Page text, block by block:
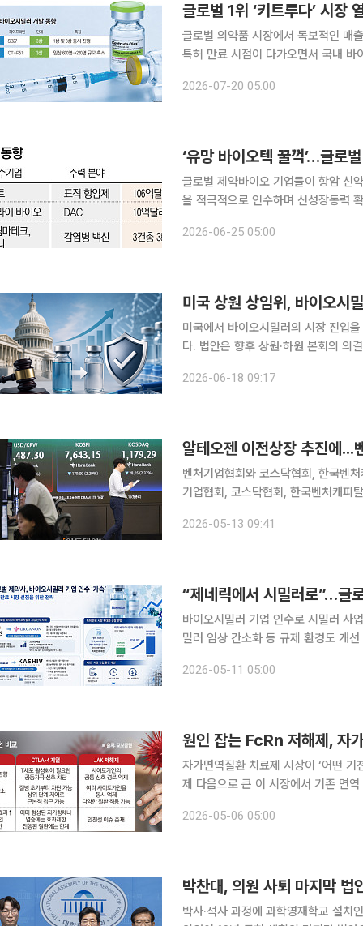
글로벌 1위 ‘키트루다’ 시장
글로벌 의약품 시장에서 독보적인 매
특허 만료 시점이 다가오면서 국내 바
는 비소세포폐암, 흑색종, 두경부암
2026-07-20 05:00
‘유망 바이오텍 꿀꺽’…글로
글로벌 제약바이오 기업들이 항암 신
을 적극적으로 인수하며 신성장동력
2026-06-25 05:00
미국 상원 상임위, 바이오시
미국에서 바이오시밀러의 시장 진입
다. 법안은 향후 상원·하원 본회의 의결
일치로 통과시켰다. 이 법안은 공중
2026-06-18 09:17
알테오젠 이전상장 추진에...
벤처기업협회와 코스닥협회, 한국벤처
기업협회, 코스닥협회, 한국벤처캐피
2026-05-13 09:41
“제네릭에서 시밀러로”…글
바이오시밀러 기업 인수로 시밀러 사
밀러 임상 간소화 등 규제 환경도 개선 글로벌 제약사들이 바이오시밀러 기업 인수에 속도를 내고
2026-05-11 05:00
원인 잡는 FcRn 저해제, 자
자가면역질환 치료제 시장이 ‘어떤
제 다음으로 큰 이 시장에서 기존 면
체(FcRn) 저해제가 주목받고 있다.
2026-05-06 05:00
박찬대, 의원 사퇴 마지막 법
박사·석사 과정에 과학영재학교 설치인천시장